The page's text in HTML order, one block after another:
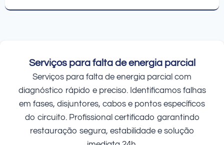
Serviços para falta de energia parcial
Serviços para falta de energia parcial com
diagnóstico rápido e preciso. Identificamos falhas
em fases, disjuntores, cabos e pontos específicos
do circuito. Profissional certificado garantindo
restauração segura, estabilidade e solução